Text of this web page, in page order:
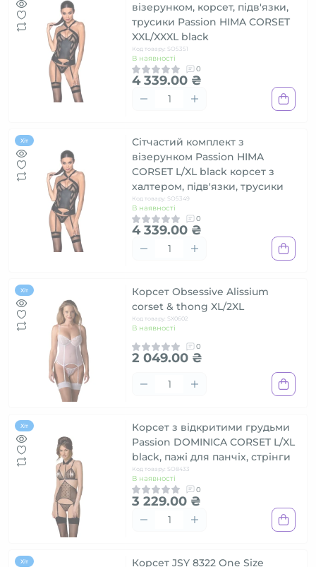
візерунком, корсет, підв'язки,
трусики Passion HIMA CORSET
XXL/XXXL black
Код товару: SO5351
В наявності
0
4 339.00 ₴
Хіт
Сітчастий комплект з
візерунком Passion HIMA
CORSET L/XL black корсет з
халтером, підв'язки, трусики
Код товару: SO5349
В наявності
0
4 339.00 ₴
Хіт
Корсет Obsessive Alissium
corset & thong XL/2XL
Код товару: SX0602
В наявності
0
2 049.00 ₴
Хіт
Корсет з відкритими грудьми
Passion DOMINICA CORSET L/XL
black, пажі для панчіх, стрінги
Код товару: SO8433
В наявності
0
3 229.00 ₴
Хіт Корсет JSY 8322 One Size